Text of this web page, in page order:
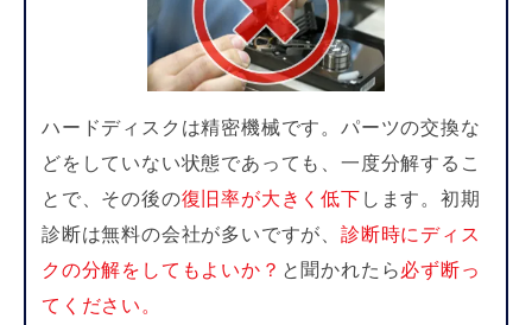
ハードディスクは精密機械です。パーツの交換な
どをしていない状態であっても、一度分解するこ
とで、その後の復旧率が大きく低下します。初期
診断は無料の会社が多いですが、 診断時にディス
クの分解をしてもよいか？ と聞かれたら必ず断っ
てください。